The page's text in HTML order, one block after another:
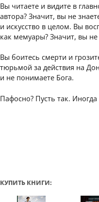
Вы читаете и видите в
автора? Значит, вы не
и искусство в целом. Вы
как мемуары? Значит, вы
Вы боитесь смерти и
тюрьмой за действия на
и не понимаете Бога.
Пафосно? Пусть так.
КУПИТЬ КНИГИ: